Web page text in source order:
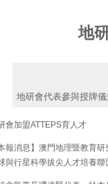
地
地研會代表參與授牌
會加盟ATTEPS育人才
報消息】澳門地理暨教育研
與行星科學拔尖人才培養聯